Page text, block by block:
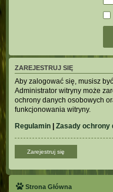
ZAREJESTRUJ SIĘ
Aby zalogować się, musisz
Administrator witryny może
ochrony danych osobowych
funkcjonowania witryny.
Regulamin
Zasady ochrony
Zarejestruj się
Strona Główna